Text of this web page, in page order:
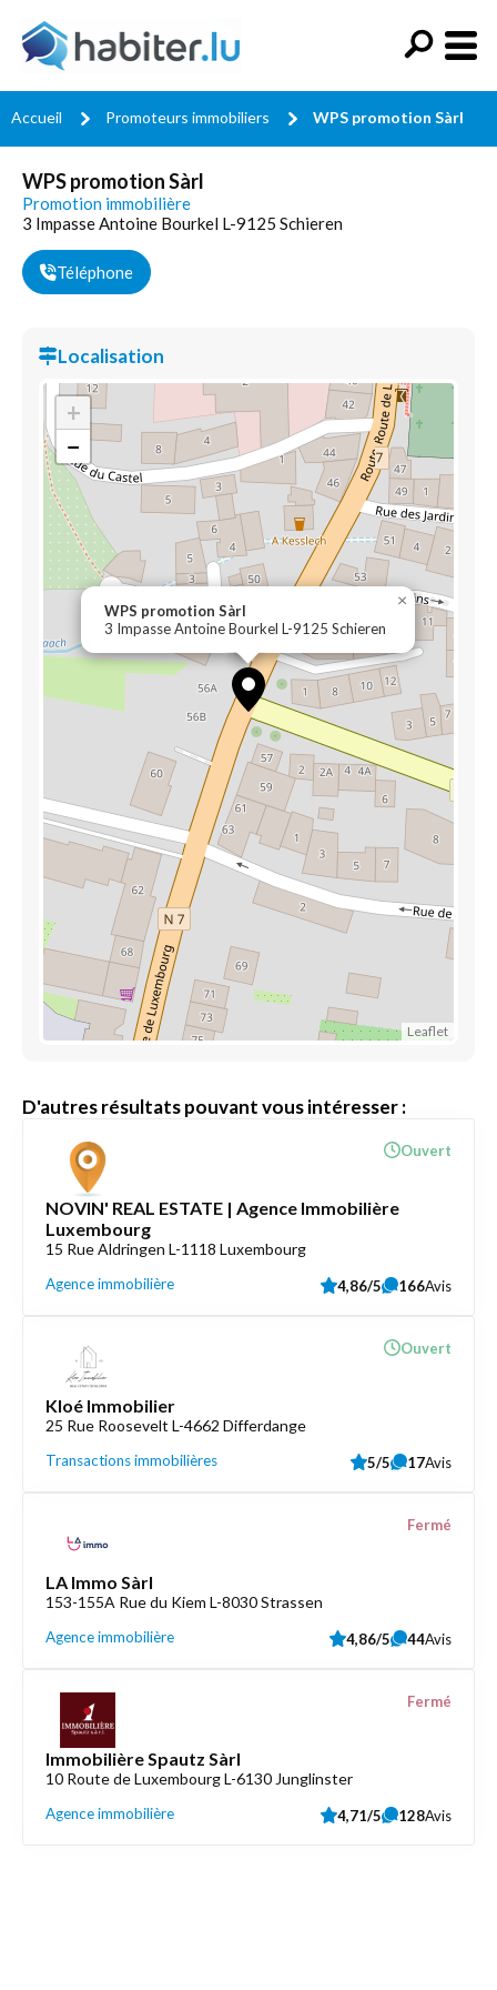
Accueil Promoteurs immobiliers WPS promotion Sàrl
WPS promotion Sàrl
Promotion immobilière
3 Impasse Antoine Bourkel L-9125 Schieren
Téléphone
Localisation
WPS promotion Sàrl
3 Impasse Antoine Bourkel L-9125 Schieren
×
+
−
Leaflet
D'autres résultats pouvant vous intéresser :
NOVIN' REAL ESTATE | Agence Immobilière
Luxembourg
15 Rue Aldringen L-1118 Luxembourg
Agence immobilière
Ouvert
4,86/5 166Avis
Kloé Immobilier
25 Rue Roosevelt L-4662 Differdange
Transactions immobilières
Ouvert
5/5 17Avis
LA Immo Sàrl
153-155A Rue du Kiem L-8030 Strassen
Agence immobilière
Fermé
4,86/5 44Avis
Immobilière Spautz Sàrl
10 Route de Luxembourg L-6130 Junglinster
Agence immobilière
Fermé
4,71/5 128Avis